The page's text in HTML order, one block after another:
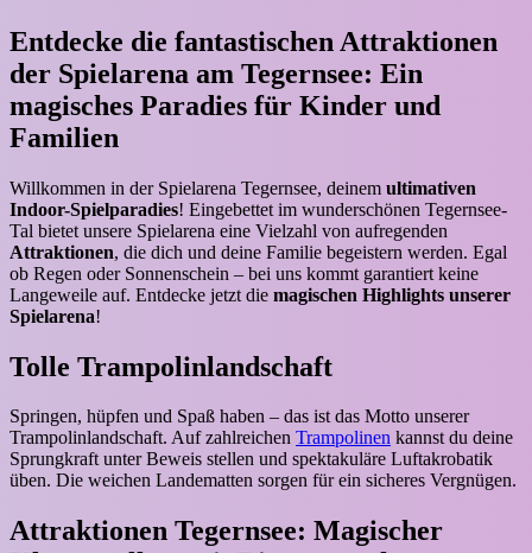
Entdecke die fantastischen Attraktionen
der Spielarena am Tegernsee: Ein
magisches Paradies für Kinder und
Familien
Willkommen in der Spielarena Tegernsee, deinem ultimativen
Indoor-Spielparadies! Eingebettet im wunderschönen Tegernsee-
Tal bietet unsere Spielarena eine Vielzahl von aufregenden
Attraktionen, die dich und deine Familie begeistern werden. Egal
ob Regen oder Sonnenschein – bei uns kommt garantiert keine
Langeweile auf. Entdecke jetzt die magischen Highlights unserer
Spielarena!
Tolle Trampolinlandschaft
Springen, hüpfen und Spaß haben – das ist das Motto unserer
Trampolinlandschaft. Auf zahlreichen Trampolinen kannst du deine
Sprungkraft unter Beweis stellen und spektakuläre Luftakrobatik
üben. Die weichen Landematten sorgen für ein sicheres Vergnügen.
Attraktionen Tegernsee: Magischer